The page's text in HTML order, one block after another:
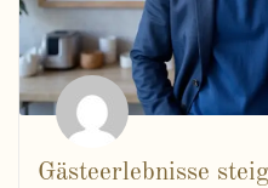
Gästeerlebnisse